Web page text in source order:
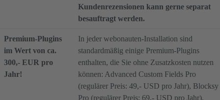
Kundenrezensionen kann gerne separat
besauftragt werden.
Premium-Plugins
im Wert von ca.
300,- EUR pro
Jahr!
In jeder webonauten-Installation sind
standardmäßig einige Premium-Plugins
enthalten, die Sie ohne Zusatzkosten nutzen
können: Advanced Custom Fields Pro
(regulärer Preis: 49,- USD pro Jahr), Blocksy
Pro (regulärer Preis: 69,- USD pro Jahr),